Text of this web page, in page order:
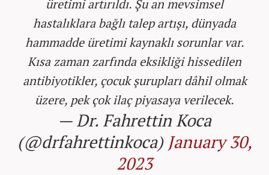
üretimi artırıldı. Şu an mevsimsel
hastalıklara bağlı talep artışı, dünyada
hammadde üretimi kaynaklı sorunlar var.
Kısa zaman zarfında eksikliği hissedilen
antibiyotikler, çocuk şurupları dâhil olmak
üzere, pek çok ilaç piyasaya verilecek.
— Dr. Fahrettin Koca
(@drfahrettinkoca) January 30,
2023